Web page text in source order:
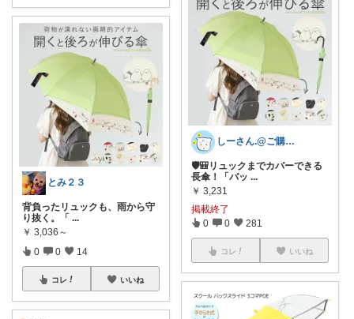
とみ２３
背負ったリュックも、雨から守
り抜く。 ​「 ...
￥ 3,036～
0 0 14
コレ いいね
しーさん.@ご購入、いいねフォロー感謝❗
🛡️🎒リュックまでカバーできる
長傘！「バッ ...
￥ 3,231
掲載終了
0 0 281
コレ いいね